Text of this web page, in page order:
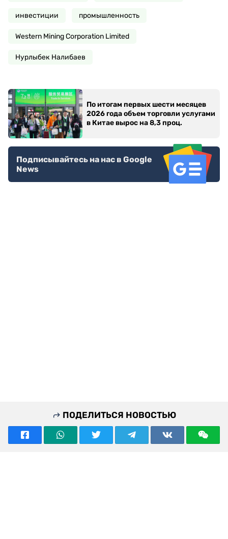
инвестиции промышленность
Western Mining Corporation Limited
Нурлыбек Налибаев
По итогам первых шести месяцев
2026 года объем торговли услугами
в Китае вырос на 8,3 проц.
Подписывайтесь на нас в Google
News
ПОДЕЛИТЬСЯ НОВОСТЬЮ